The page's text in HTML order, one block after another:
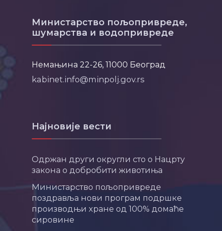
Министарство пољопривреде,
шумарства и водопривреде
Немањина 22-26, 11000 Београд
kabinet.info@minpolj.gov.rs
Најновије вести
Одржан други округли сто о Нацрту
закона о добробити животиња
Министарство пољопривреде
поздравља нови програм подршке
производњи хране од 100% домаће
сировине